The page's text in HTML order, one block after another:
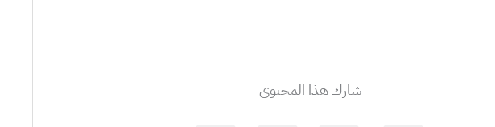
شارك هذا المحتوى